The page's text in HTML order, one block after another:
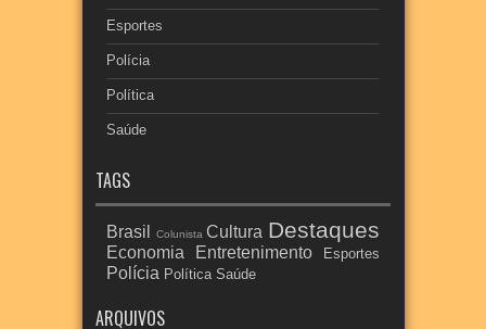
Esportes
Polícia
Política
Saúde
TAGS
Brasil Colunista Cultura Destaques
Economia Entretenimento Esportes
Polícia Política Saúde
ARQUIVOS